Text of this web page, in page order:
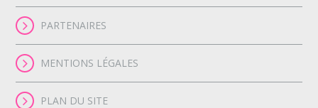
PARTENAIRES
MENTIONS LÉGALES
PLAN DU SITE